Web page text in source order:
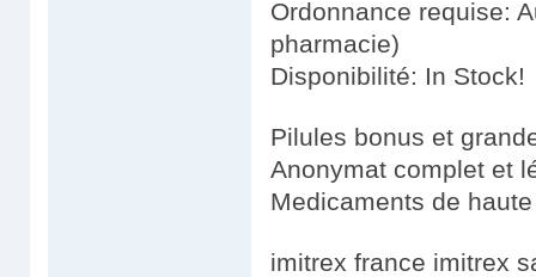
Ordonnance requise:
pharmacie)
Disponibilité: In Stock!
Pilules bonus et
Anonymat complet et
Medicaments de
imitrex france imitrex